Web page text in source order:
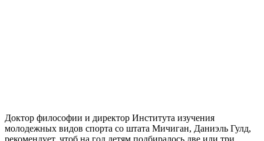
Доктор философии и директор Института изучения
молодежных видов спорта со штата Мичиган, Даниэль Гулд,
рекомендует, чтоб на год детям подбиралось две или три